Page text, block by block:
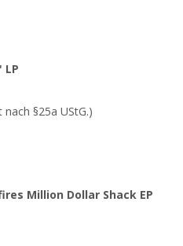
LP
§25a UStG.)
Million Dollar Shack EP